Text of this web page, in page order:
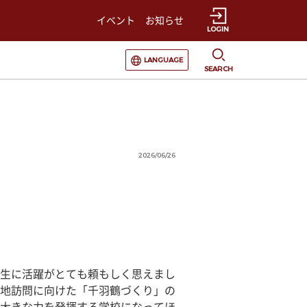
イベント お知らせ
LOGIN
選択すると言語の切替が発生します
LANGUAGE
SEARCH
2026/06/26
に活躍がとても頼もしく思えまし
訪問に向けた「千羽鶴づくり」の